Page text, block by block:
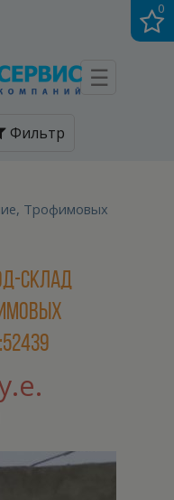
☰
Фильтр
Трофимовых
склад
0